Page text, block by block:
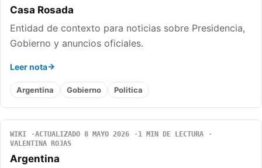
Casa Rosada
Entidad de contexto para noticias sobre Presidencia,
Gobierno y anuncios oficiales.
Leer nota
Argentina Gobierno Politica
WIKI ACTUALIZADO 8 MAYO 2026
1 MIN DE LECTURA
VALENTINA ROJAS
Argentina